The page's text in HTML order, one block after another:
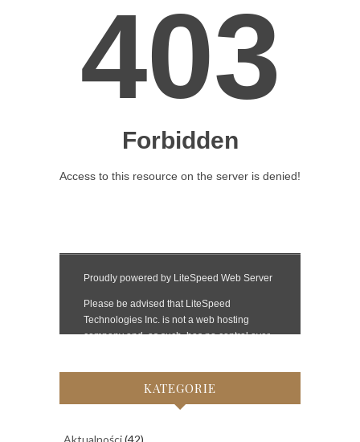
KATEGORIE